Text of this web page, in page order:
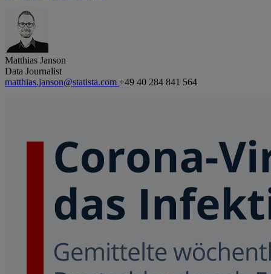
Matthias Janson
Data Journalist
matthias.janson@statista.com +49 40 284 841 564